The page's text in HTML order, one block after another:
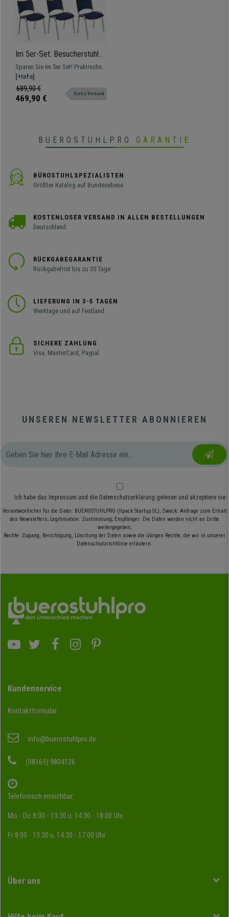
Im 5er-Set: Besucherstuhl
ROMEL LEDER, bequeme
Polsterung, stapelbar, graue
Stuhlbeine, Farbe Blau
Sparen Sie im 5er Set! Praktisches
und vielseitiges Modell,
komfortablel und robust, in
verschiedenen Farben und
[+Info]
689,90 €
469,90 € Gratis Versand
BUEROSTUHLPRO GARANTIE
BÜROSTUHLSPEZIALISTEN
Größter Katalog auf Bundesebene
KOSTENLOSER VERSAND IN ALLEN BESTELLUNGEN
Deutschland
RÜCKGABEGARANTIE
Rückgabefrist bis zu 30 Tage
LIEFERUNG IN 3-5 TAGEN
Werktage und auf Festland
SICHERE ZAHLUNG
Visa, MasterCard, Paypal
UNSEREN NEWSLETTER ABONNIEREN
Ich habe das Impressum und die Datenschutzerklärung gelesen und akzeptiere sie
Verantwortlicher für die Datei: BUEROSTUHLPRO (Ilpack Startup SL); Zweck: Anfrage zum Erhalt
des Newsletters; Legitimation: Zustimmung; Empfänger: Die Daten werden nicht an Dritte
weitergegeben;
Rechte: Zugang, Berichtigung, Löschung der Daten sowie die übrigen Rechte, die wir in unserer
Datenschutzrichtlinie erläutern.
Kundenservice
Kontaktformular
info@buerostuhlpro.de
(08165) 9804126
Telefonisch erreichbar:
Mo - Do 8:00 - 13:30 u. 14:30 - 18:00 Uhr
Fr 8:00 - 13:30 u. 14:30 - 17:00 Uhr
Über uns